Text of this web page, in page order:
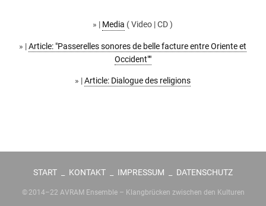
» | Media ( Video | CD )
» |Article: "Passerelles sonores de belle facture entre Oriente et
Occident""
» |Article: Dialogue des religions
START KONTAKT IMPRESSUM DATENSCHUTZ
© 2014–22 AVRAM Ensemble – Klangbrücken zwischen den Kulturen